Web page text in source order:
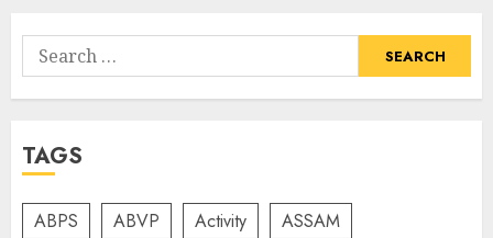
Search
for:
TAGS
ABPS ABVP Activity
ASSAM